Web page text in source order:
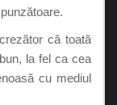
că toată
la fel ca cea
cu mediul